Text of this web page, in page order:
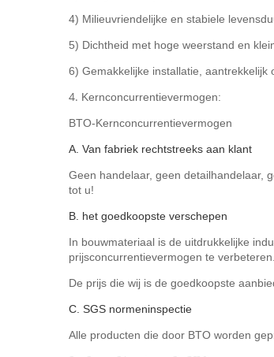
4) Milieuvriendelijke en stabiele
5) Dichtheid met hoge weerstand en
6) Gemakkelijke installatie, aantrekkelijk
4. Kernconcurrentievermogen:
BTO-Kernconcurrentievermogen
A. Van fabriek rechtstreeks aan klant
Geen handelaar, geen detailhandelaar,
tot u!
B. het goedkoopste verschepen
In bouwmateriaal is de uitdrukkelijke
prijsconcurrentievermogen te verbeteren.
De prijs die wij is de goedkoopste
C. SGS normeninspectie
Alle producten die door BTO worden